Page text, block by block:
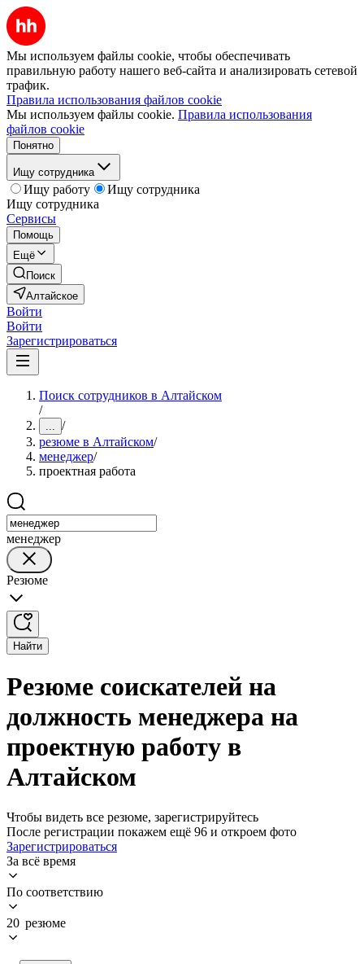
Мы используем файлы cookie, чтобы обеспечивать
правильную работу нашего веб-сайта и анализировать сетевой
трафик.
Правила использования файлов cookie
Мы используем файлы cookie. Правила использования
файлов cookie
Понятно
Ищу сотрудника
Ищу работу
Ищу сотрудника
Ищу сотрудника
Сервисы
Помощь
Ещё
Поиск
Алтайское
Войти
Войти
Зарегистрироваться
Поиск сотрудников в Алтайском
/
... /
резюме в Алтайском/
менеджер/
проектная работа
менеджер
Резюме
Найти
Резюме соискателей на
должность менеджера на
проектную работу в
Алтайском
Чтобы видеть все резюме, зарегистрируйтесь
После регистрации покажем ещё 96 и откроем фото
Зарегистрироваться
За всё время
По соответствию
20 резюме